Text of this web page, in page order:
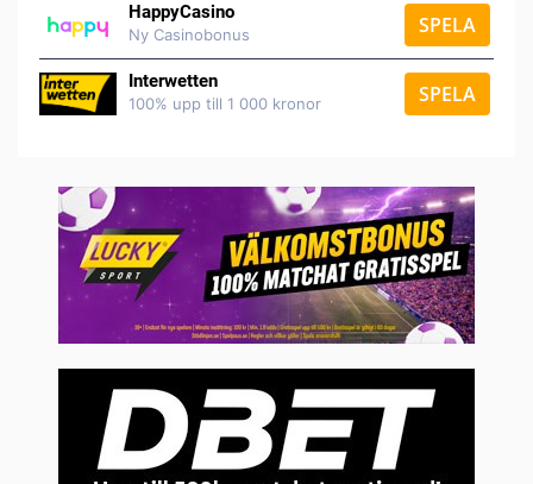
HappyCasino
Ny Casinobonus SPELA
Interwetten
100% upp till 1 000 kronor SPELA